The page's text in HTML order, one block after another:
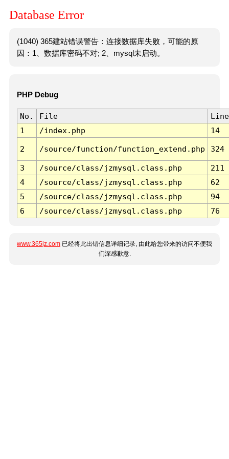
Database Error
(1040) 365建站错误警告：连接数据库失败，可能的原
因：1、数据库密码不对; 2、mysql未启动。
PHP Debug
No. File
Line
1
/index.php 14
2 /source/function/function_extend.php 324
3 /source/class/jzmysql.class.php
211
4
/source/class/jzmysql.class.php
62
5
/source/class/jzmysql.class.php
94
6
/source/class/jzmysql.class.php 76
www.365jz.com 已经将此出错信息详细记录, 由此给您带来的访问不便我
们深感歉意.